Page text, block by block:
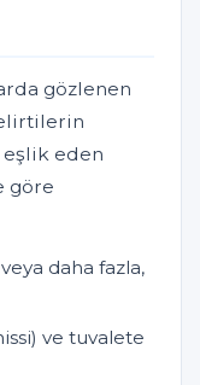
gözlenen
eşlik eden
göre
daha fazla,
ve tuvalete